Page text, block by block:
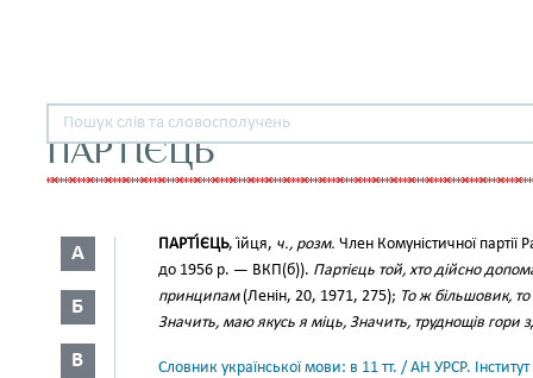
ПАРТІЄЦЬ
А
Б
В
ПАРТІ́ЄЦЬ, і́йця, ч., розм. Член Комуністичної
до 1956 р. — ВКП(б)). Партієць той, хто дійсно
принципам(Ленін, 20, 1971, 275); То ж більшовик,
Значить, маю якусь я міць, Значить, труднощів гори
Словник української мови: в 11 тт. / АН УРСР.